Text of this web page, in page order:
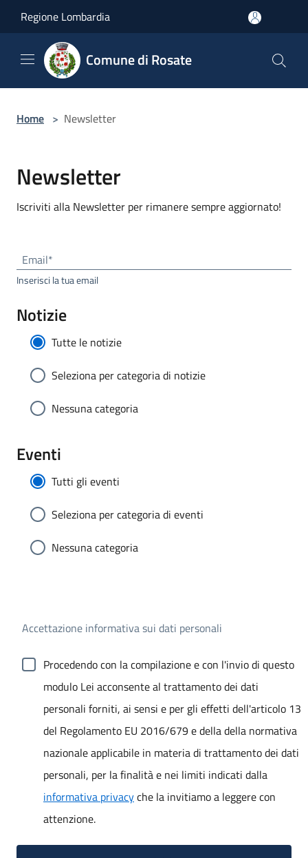
Regione Lombardia
Comune di Rosate
Home > Newsletter
Newsletter
Iscriviti alla Newsletter per rimanere sempre aggiornato!
Email*
Inserisci la tua email
Notizie
Tutte le notizie
Seleziona per categoria di notizie
Nessuna categoria
Eventi
Tutti gli eventi
Seleziona per categoria di eventi
Nessuna categoria
Accettazione informativa sui dati personali
Procedendo con la compilazione e con l'invio di questo
modulo Lei acconsente al trattamento dei dati
personali forniti, ai sensi e per gli effetti dell'articolo 13
del Regolamento EU 2016/679 e della della normativa
nazionale applicabile in materia di trattamento dei dati
personali, per la finalità e nei limiti indicati dalla
informativa privacyche la invitiamo a leggere con
attenzione.